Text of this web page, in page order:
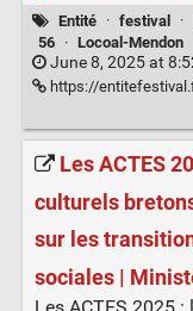
Entité · festival ·
56
· Locoal-Mendon
June 8, 2025 at
https://
Les ACTES
culturels
sur les
sociales |